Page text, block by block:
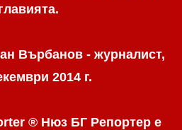
Върбанов - журналист,
2014 г.
® Нюз БГ Репортере